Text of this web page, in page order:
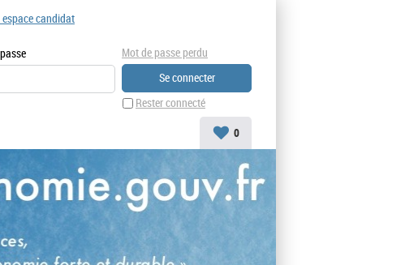
Rester connecté
Mot de passe perdu
espace candidat
0